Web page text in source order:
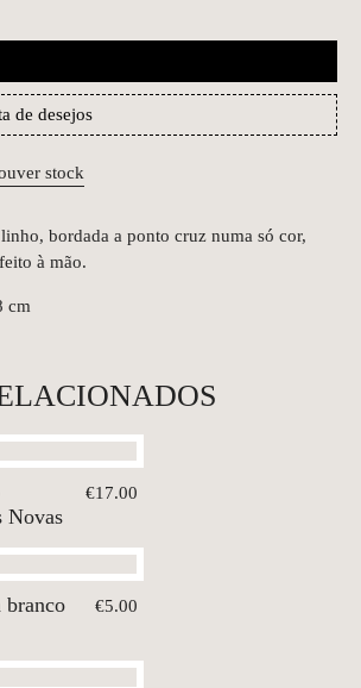
de desejos
stock
bordada a ponto cruz numa só cor,
à mão.
cm
Novas
€17.00
branco
€5.00